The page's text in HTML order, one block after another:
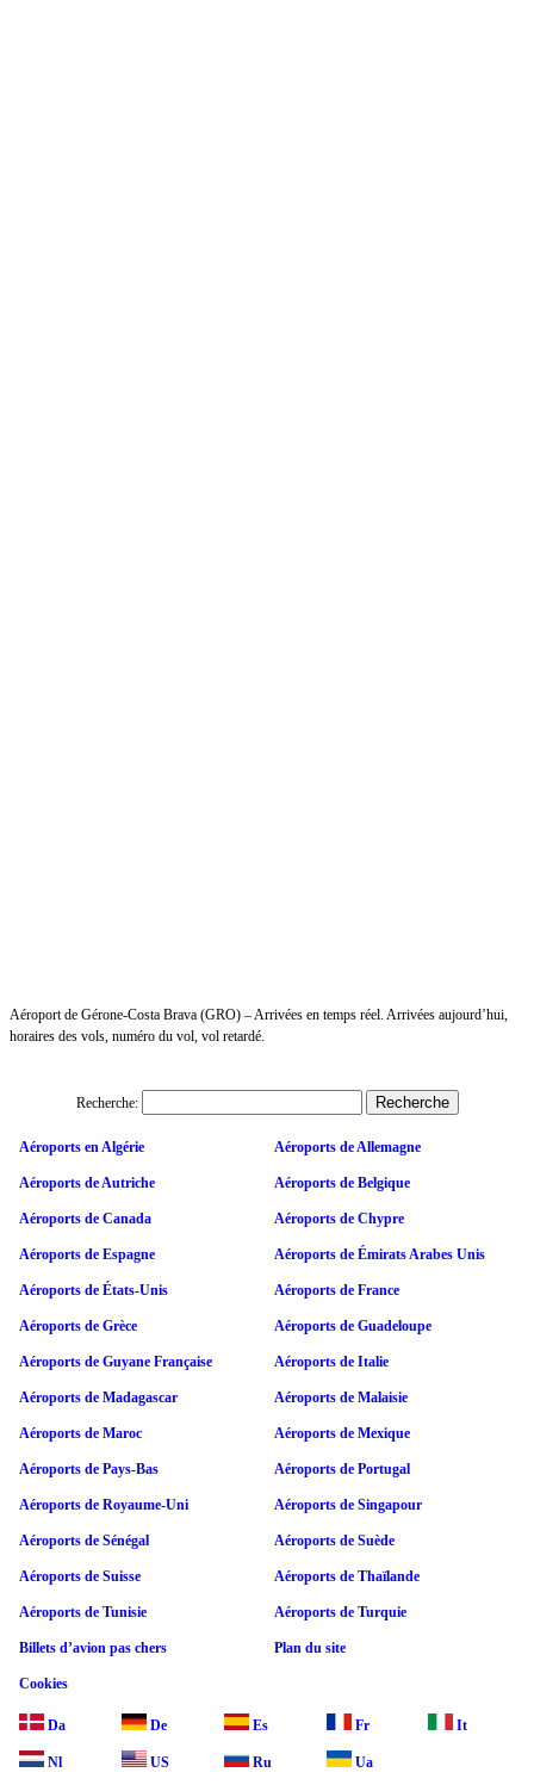
Aéroport de Gérone-Costa Brava (GRO) – Arrivées en temps réel. Arrivées aujourd’hui,
horaires des vols, numéro du vol, vol retardé.
Recherche:
Aéroports en Algérie Aéroports de Allemagne
Aéroports de Autriche Aéroports de Belgique
Aéroports de Canada Aéroports de Chypre
Aéroports de Espagne Aéroports de Émirats Arabes Unis
Aéroports de États-Unis Aéroports de France
Aéroports de Grèce Aéroports de Guadeloupe
Aéroports de Guyane Française Aéroports de Italie
Aéroports de Madagascar Aéroports de Malaisie
Aéroports de Maroc Aéroports de Mexique
Aéroports de Pays-Bas Aéroports de Portugal
Aéroports de Royaume-Uni Aéroports de Singapour
Aéroports de Sénégal Aéroports de Suède
Aéroports de Suisse Aéroports de Thaïlande
Aéroports de Tunisie Aéroports de Turquie
Billets d’avion pas chers Plan du site
Cookies
Da De Es Fr It
Nl US Ru Ua